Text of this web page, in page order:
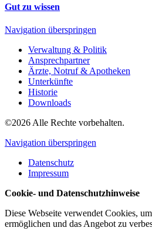
Gut zu wissen
Navigation überspringen
Verwaltung & Politik
Ansprechpartner
Ärzte, Notruf & Apotheken
Unterkünfte
Historie
Downloads
©2026 Alle Rechte vorbehalten.
Navigation überspringen
Datenschutz
Impressum
Cookie- und Datenschutzhinweise
Diese Webseite verwendet Cookies,
ermöglichen und das Angebot zu